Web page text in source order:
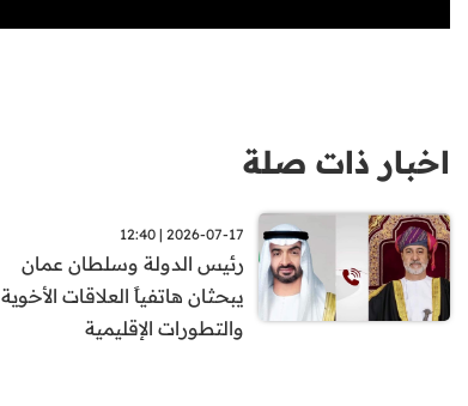
اخبار ذات صلة
2026-07-17 | 12:40
رئيس الدولة وسلطان عمان
يبحثان هاتفياً العلاقات الأخوية
والتطورات الإقليمية